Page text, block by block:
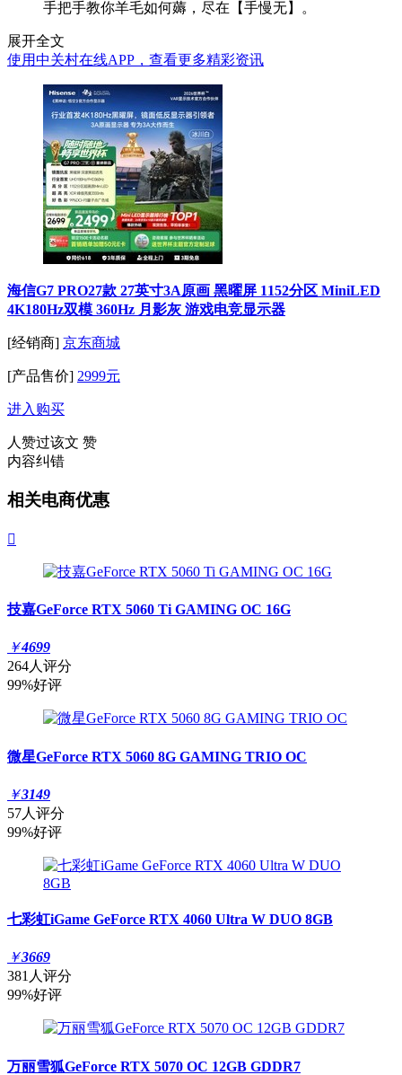
手把手教你羊毛如何薅，尽在【手慢无】。
展开全文
使用中关村在线APP，查看更多精彩资讯
海信G7 PRO27款 27英寸3A原画 黑曜屏 1152分区 MiniLED
4K180Hz双模 360Hz 月影灰 游戏电竞显示器
[经销商] 京东商城
[产品售价] 2999元
进入购买
人赞过该文 赞
内容纠错
相关电商优惠

技嘉GeForce RTX 5060 Ti GAMING OC 16G
￥4699
264人评分
99%好评
微星GeForce RTX 5060 8G GAMING TRIO OC
￥3149
57人评分
99%好评
七彩虹iGame GeForce RTX 4060 Ultra W DUO 8GB
￥3669
381人评分
99%好评
万丽雪狐GeForce RTX 5070 OC 12GB GDDR7